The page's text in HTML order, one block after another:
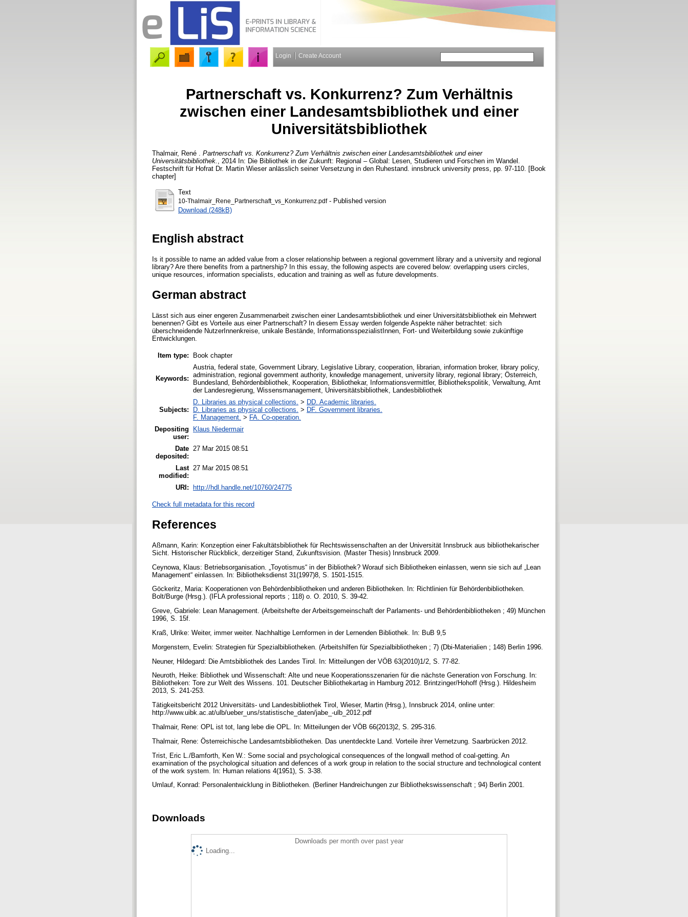
Login Create Account
Partnerschaft vs. Konkurrenz? Zum Verhältnis
zwischen einer Landesamtsbibliothek und einer
Universitätsbibliothek
Thalmair, René
Partnerschaft vs. Konkurrenz? Zum Verhältnis zwischen einer Landesamtsbibliothek und einer
Universitätsbibliothek.
, 2014 In: Die Bibliothek in der Zukunft: Regional – Global: Lesen, Studieren und Forschen im Wandel.
Festschrift für Hofrat Dr. Martin Wieser anlässlich seiner Versetzung in den Ruhestand. innsbruck university press, pp. 97-110. [Book
chapter]
Text
10-Thalmair_Rene_Partnerschaft_vs_Konkurrenz.pdf- Published version
Download (248kB)
English abstract
Is it possible to name an added value from a closer relationship between a regional government library and a university and regional
library? Are there benefits from a partnership? In this essay, the following aspects are covered below: overlapping users circles,
unique resources, information specialists, education and training as well as future developments.
German abstract
Lässt sich aus einer engeren Zusammenarbeit zwischen einer Landesamtsbibliothek und einer Universitätsbibliothek ein Mehrwert
benennen? Gibt es Vorteile aus einer Partnerschaft? In diesem Essay werden folgende Aspekte näher betrachtet: sich
überschneidende NutzerInnenkreise, unikale Bestände, InformationsspezialistInnen, Fort- und Weiterbildung sowie zukünftige
Entwicklungen.
Item type: Book chapter
Keywords:
Austria, federal state, Government Library, Legislative Library, cooperation, librarian, information broker, library policy,
administration, regional government authority, knowledge management, university library, regional library; Österreich,
Bundesland, Behördenbibliothek, Kooperation, Bibliothekar, Informationsvermittler, Bibliothekspolitik, Verwaltung, Amt
der Landesregierung, Wissensmanagement, Universitätsbibliothek, Landesbibliothek
Subjects:
D. Libraries as physical collections. > DD. Academic libraries.
D. Libraries as physical collections. > DF. Government libraries.
F. Management. > FA. Co-operation.
Depositing
user:
Klaus Niedermair
Date
deposited:
27 Mar 2015 08:51
Last
modified:
27 Mar 2015 08:51
URI: http://hdl.handle.net/10760/24775
Check full metadata for this record
References
Aßmann, Karin: Konzeption einer Fakultätsbibliothek für Rechtswissenschaften an der Universität Innsbruck aus bibliothekarischer
Sicht. Historischer Rückblick, derzeitiger Stand, Zukunftsvision. (Master Thesis) Innsbruck 2009.
Ceynowa, Klaus: Betriebsorganisation. „Toyotismus“ in der Bibliothek? Worauf sich Bibliotheken einlassen, wenn sie sich auf „Lean
Management“ einlassen. In: Bibliotheksdienst 31(1997)8, S. 1501-1515.
Göckeritz, Maria: Kooperationen von Behördenbibliotheken und anderen Bibliotheken. In: Richtlinien für Behördenbibliotheken.
Bolt/Burge (Hrsg.). (IFLA professional reports ; 118) o. O. 2010, S. 39-42.
Greve, Gabriele: Lean Management. (Arbeitshefte der Arbeitsgemeinschaft der Parlaments- und Behördenbibliotheken ; 49) München
1996, S. 15f.
Kraß, Ulrike: Weiter, immer weiter. Nachhaltige Lernformen in der Lernenden Bibliothek. In: BuB 9,5
Morgenstern, Evelin: Strategien für Spezialbibliotheken. (Arbeitshilfen für Spezialbibliotheken ; 7) (Dbi-Materialien ; 148) Berlin 1996.
Neuner, Hildegard: Die Amtsbibliothek des Landes Tirol. In: Mitteilungen der VÖB 63(2010)1/2, S. 77-82.
Neuroth, Heike: Bibliothek und Wissenschaft: Alte und neue Kooperationsszenarien für die nächste Generation von Forschung. In:
Bibliotheken: Tore zur Welt des Wissens. 101. Deutscher Bibliothekartag in Hamburg 2012. Brintzinger/Hohoff (Hrsg.). Hildesheim
2013, S. 241-253.
Tätigkeitsbericht 2012 Universitäts- und Landesbibliothek Tirol, Wieser, Martin (Hrsg.), Innsbruck 2014, online unter:
http://www.uibk.ac.at/ulb/ueber_uns/statistische_daten/jabe_-ulb_2012.pdf
Thalmair, Rene: OPL ist tot, lang lebe die OPL. In: Mitteilungen der VÖB 66(2013)2, S. 295-316.
Thalmair, Rene: Österreichische Landesamtsbibliotheken. Das unentdeckte Land. Vorteile ihrer Vernetzung. Saarbrücken 2012.
Trist, Eric L./Bamforth, Ken W.: Some social and psychological consequences of the longwall method of coal-getting. An
examination of the psychological situation and defences of a work group in relation to the social structure and technological content
of the work system. In: Human relations 4(1951), S. 3-38.
Umlauf, Konrad: Personalentwicklung in Bibliotheken. (Berliner Handreichungen zur Bibliothekswissenschaft ; 94) Berlin 2001.
Downloads
Downloads per month over past year
Loading...